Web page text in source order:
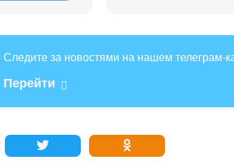
Следите за новостями на нашем телеграм-
Перейти